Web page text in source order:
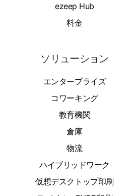
ezeep Hub
料金
ソリューション
エンタープライズ
コワーキング
教育機関
倉庫
物流
ハイブリッドワーク
仮想デスクトップ印刷